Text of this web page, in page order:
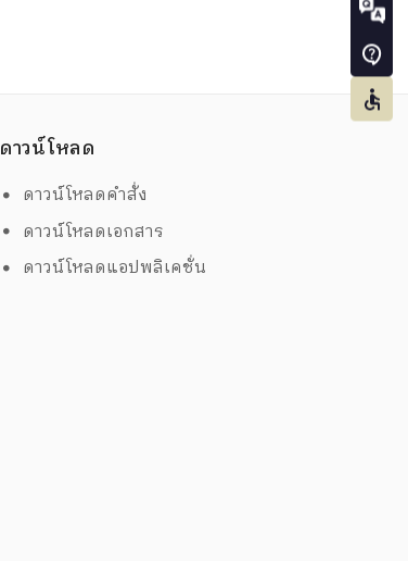
ดาวน์โหลด
ดาวน์โหลดคำสั่ง
ดาวน์โหลดเอกสาร
ดาวน์โหลดแอปพลิเคชั่น